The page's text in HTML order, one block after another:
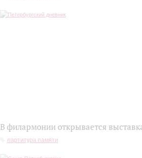
В филармонии открывается
партитура памяти